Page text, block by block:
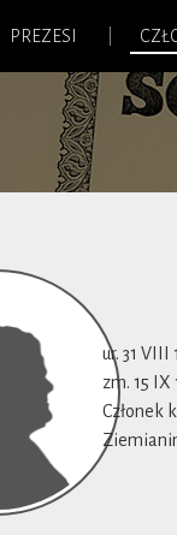
PREZESI
ur. 31 VIII
zm. 15 IX
Członek